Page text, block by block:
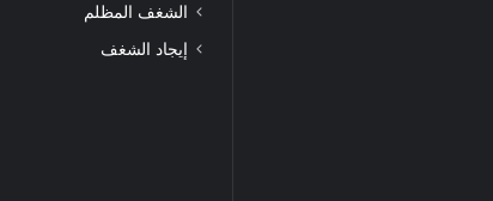
الشغف المظلم
إيجاد الشغف